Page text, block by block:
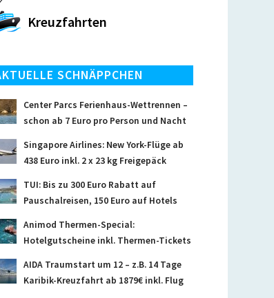
Kreuzfahrten
SCHNÄPPCHEN
Center Parcs Ferienhaus-Wettrennen –
schon ab 7 Euro pro Person und Nacht
Singapore Airlines: New York-Flüge ab
438 Euro inkl. 2 x 23 kg Freigepäck
TUI: Bis zu 300 Euro Rabatt auf
Pauschalreisen, 150 Euro auf Hotels
Animod Thermen-Special:
Hotelgutscheine inkl. Thermen-Tickets
AIDA Traumstart um 12 – z.B. 14 Tage
Karibik-Kreuzfahrt ab 1879€ inkl. Flug